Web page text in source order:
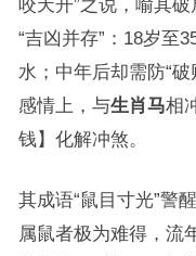
咬天开”之说，喻其
“吉凶并存”：18岁至
水；中年后却需防“
感情上，与生肖马相
钱】化解冲煞。
其成语“鼠目寸光”警
属鼠者极为难得，流